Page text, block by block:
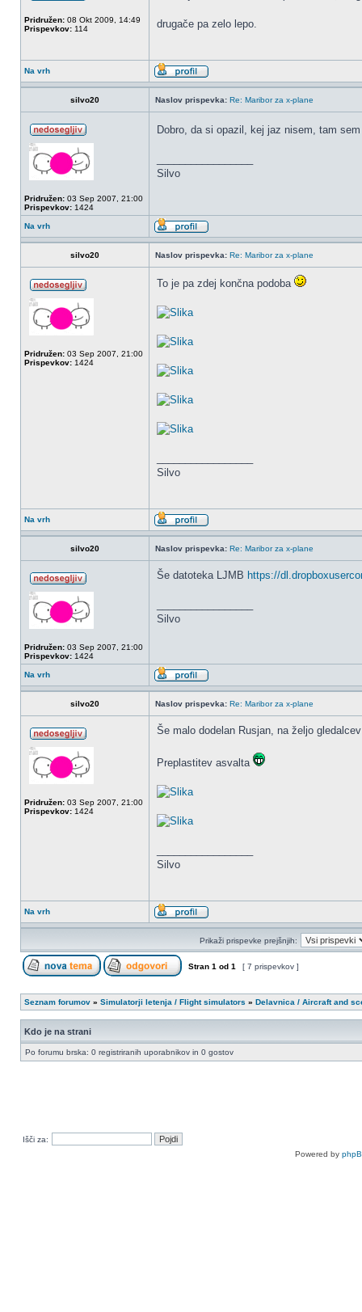
Pridružen: 08 Okt 2009, 14:49
Prispevkov: 114 drugače pa zelo lepo.
Na vrh
silvo20 Naslov prispevka: Re: Maribor za x-plane
Pridružen: 03 Sep 2007, 21:00
Prispevkov: 1424
Dobro, da si opazil, kej jaz nisem, tam
Silvo
Na vrh
silvo20 Naslov prispevka: Re: Maribor za x-plane
Pridružen: 03 Sep 2007, 21:00
Prispevkov: 1424
To je pa zdej končna podoba
Silvo
Na vrh
silvo20 Naslov prispevka: Re: Maribor za x-plane
Pridružen: 03 Sep 2007, 21:00
Prispevkov: 1424
Še datoteka LJMB https://
Silvo
Na vrh
silvo20 Naslov prispevka: Re: Maribor za x-plane
Pridružen: 03 Sep 2007, 21:00
Prispevkov: 1424
Še malo dodelan Rusjan, na željo
Preplastitev asvalta
Silvo
Na vrh
Prikaži prispevke prejšnjih:
Stran 1 od 1 [ 7 prispevkov ]
Seznam forumov » Simulatorji letenja / Flight simulators » Delavnica / Aircraft and
Kdo je na strani
Po forumu brska: 0 registriranih uporabnikov in 0 gostov
Išči za:
Powered by